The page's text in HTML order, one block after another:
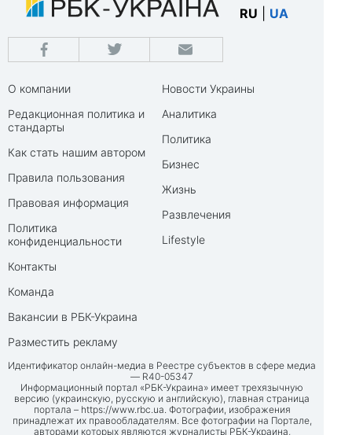
RU UA
О компании
Редакционная политика и
стандарты
Как стать нашим автором
Правила пользования
Правовая информация
Политика
конфиденциальности
Контакты
Команда
Вакансии в РБК-Украина
Разместить рекламу
Новости Украины
Аналитика
Политика
Бизнес
Жизнь
Развлечения
Lifestyle
Идентификатор онлайн-медиа в Реестре субъектов в сфере медиа
— R40-05347
Информационный портал «РБК-Украина» имеет трехязычную
версию (украинскую, русскую и английскую), главная страница
портала – https://www.rbc.ua. Фотографии, изображения
принадлежат их правообладателям. Все фотографии на Портале,
авторами которых являются журналисты РБК-Украина,